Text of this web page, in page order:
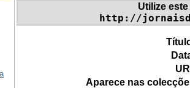
Utilize
http://
Aparece nas